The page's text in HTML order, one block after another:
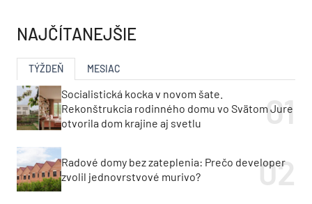
NAJČÍTANEJŠIE
TÝŽDEŇ MESIAC
Socialistická kocka v novom šate.
Rekonštrukcia rodinného domu vo Svätom Jure
otvorila dom krajine aj svetlu
Radové domy bez zateplenia: Prečo developer
zvolil jednovrstvové murivo?